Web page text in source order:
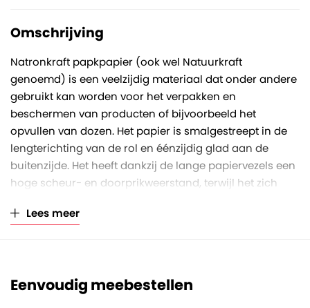
Omschrijving
Natronkraft papkpapier (ook wel Natuurkraft
genoemd) is een veelzijdig materiaal dat onder andere
gebruikt kan worden voor het verpakken en
beschermen van producten of bijvoorbeeld het
opvullen van dozen. Het papier is smalgestreept in de
lengterichting van de rol en éénzijdig glad aan de
buitenzijde. Het heeft dankzij de lange papiervezels een
hoge scheur- en doorprikweerstand, terwijl het zich
Deze rol heeft een rolbreedte van 70 centimeter, een
en dikker is het papier. Het asgat van de koker heeft een
diameter van 57 millimeter. Wij leveren de rollen
Lees meer
Eenvoudig meebestellen